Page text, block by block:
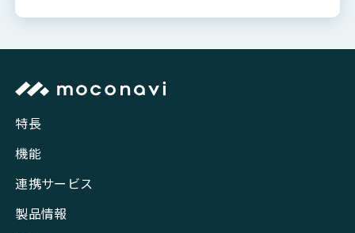
特長
機能
連携サービス
製品情報